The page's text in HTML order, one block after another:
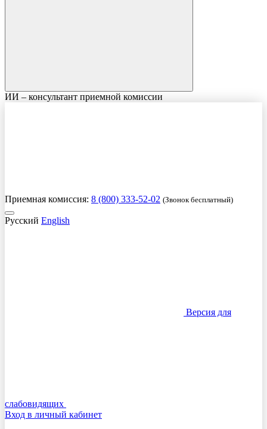
ИИ – консультант приемной комиссии
Приемная комиссия: 8 (800) 333-52-02 (Звонок бесплатный)
Русский English
Версия для
слабовидящих
Вход в личный кабинет